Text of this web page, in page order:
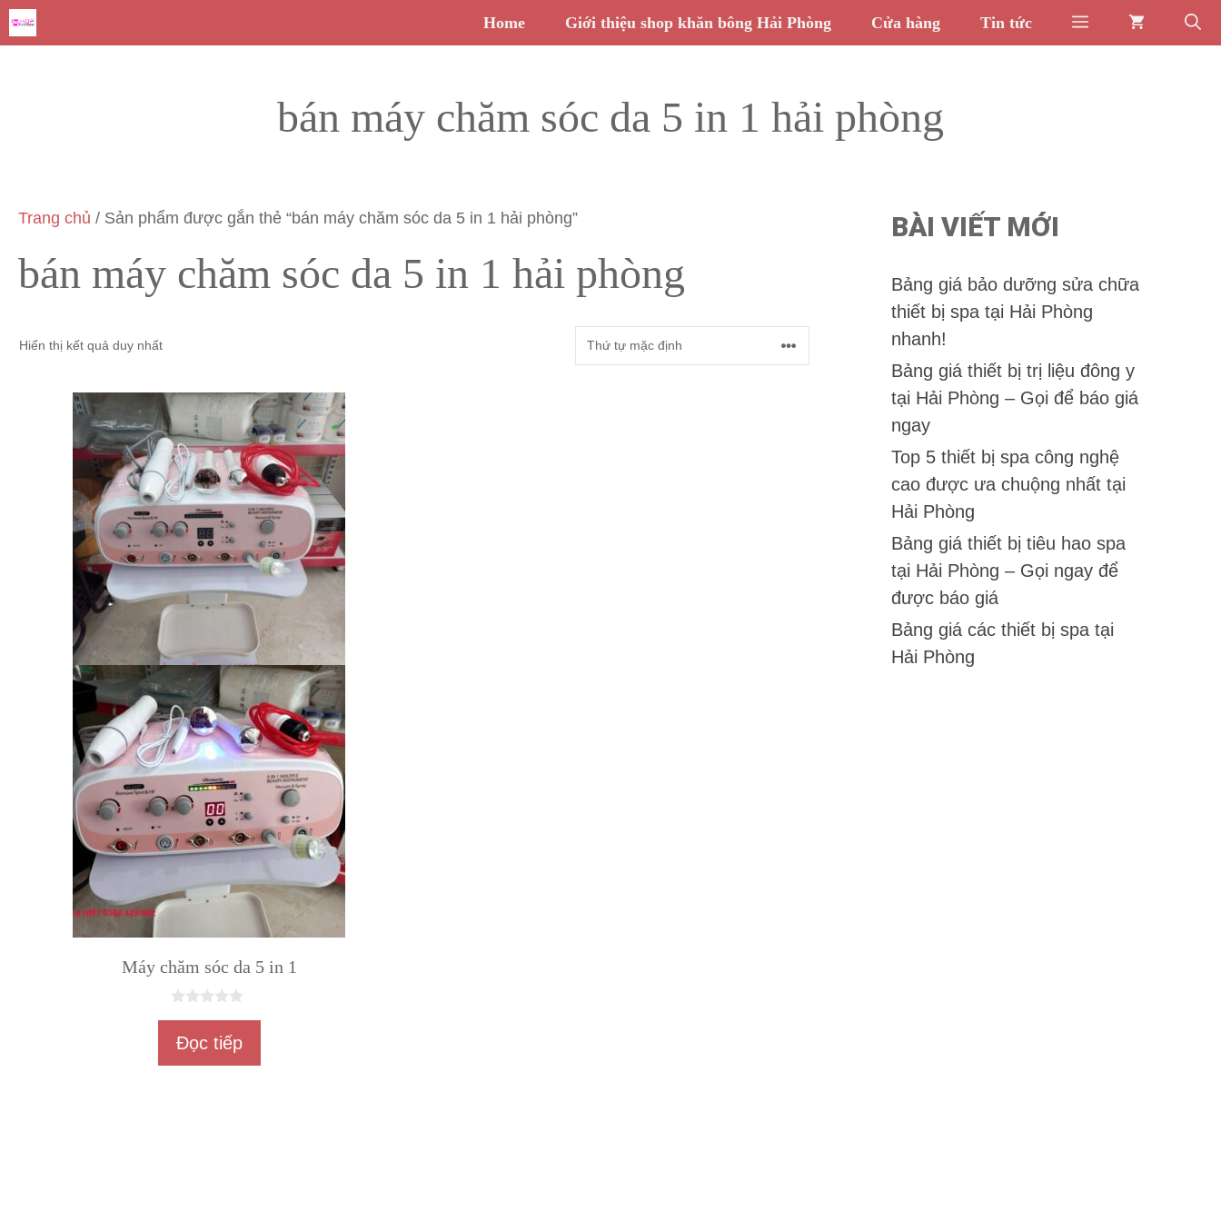
Chuyển
đến
Home Giới thiệu shop khăn bông Hải Phòng Cửa hàng Tin tức
bán máy chăm sóc da 5 in 1 hải phòng
Trang chủ / Sản phẩm được gắn thẻ “bán máy chăm sóc da 5 in 1 hải phòng”
bán máy chăm sóc da 5 in 1 hải phòng
Hiển thị kết quả duy nhất
Máy chăm sóc da 5 in 1
gĐọc tiếp
BÀI VIẾT MỚI
Bảng giá bảo dưỡng sửa chữa
thiết bị spa tại Hải Phòng
nhanh!
Bảng giá thiết bị trị liệu đông y
tại Hải Phòng – Gọi để báo giá
ngay
Top 5 thiết bị spa công nghệ
cao được ưa chuộng nhất tại
Hải Phòng
Bảng giá thiết bị tiêu hao spa
tại Hải Phòng – Gọi ngay để
được báo giá
Bảng giá các thiết bị spa tại
Hải Phòng